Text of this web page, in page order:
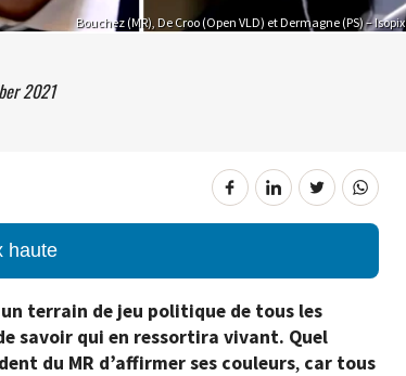
Bouchez (MR), De Croo (Open VLD) et Dermagne (PS) – Isopix
2021
haute
terrain de jeu politique de tous les
savoir qui en ressortira vivant. Quel
du MR d’affirmer ses couleurs, car tous